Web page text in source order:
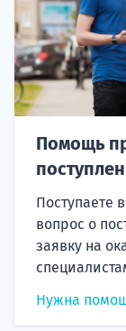
Помощь
Поступаете
вопрос о
заявку на
Нужна